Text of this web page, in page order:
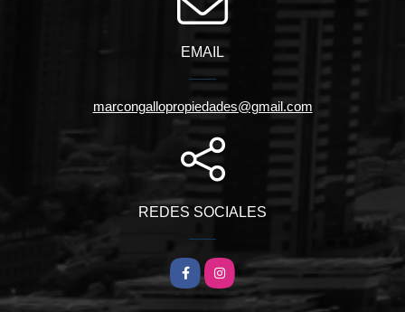
EMAIL
marcongallopropiedades@gmail.com
REDES SOCIALES
FacebookInstagram